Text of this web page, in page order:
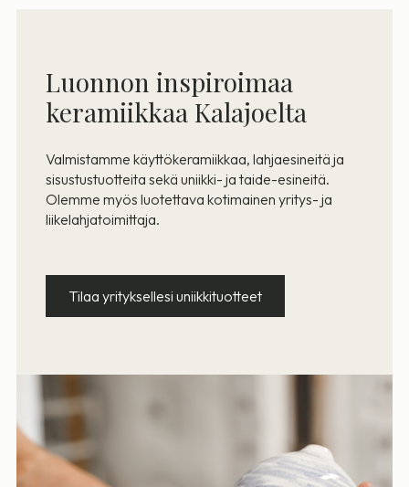
Luonnon inspiroimaa
keramiikkaa Kalajoelta
Valmistamme käyttökeramiikkaa, lahjaesineitä ja
sisustustuotteita sekä uniikki- ja taide-esineitä.
Olemme myös luotettava kotimainen yritys- ja
liikelahjatoimittaja.
Tilaa yrityksellesi uniikkituotteet